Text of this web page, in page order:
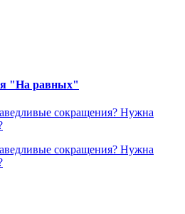
"На равных"
сокращения? Нужна
сокращения? Нужна